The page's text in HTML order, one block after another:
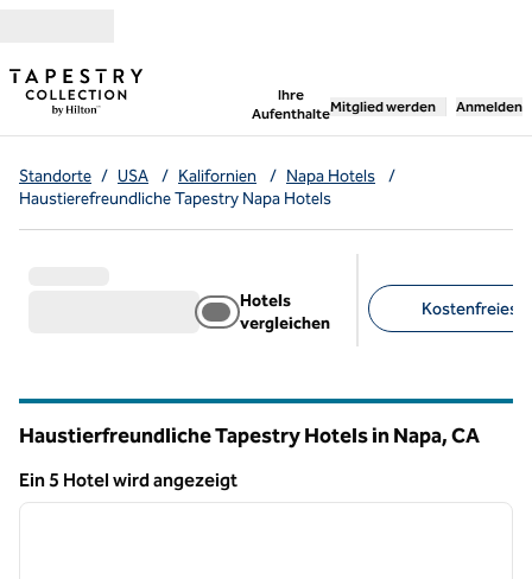
Ihre
Aufenthalte
,öffnet neue
Mitglied werden Anmelden
Standorte / USA / Kalifornien / Napa Hotels
/
Haustierefreundliche Tapestry Napa Hotels
Hotels
vergleichen
Kostenfreies
Haustierfreundliche Tapestry Hotels in Napa,CA
Ein 5 Hotel wird angezeigt
Ein 5 Hotel wird angezeigt
1 von 12